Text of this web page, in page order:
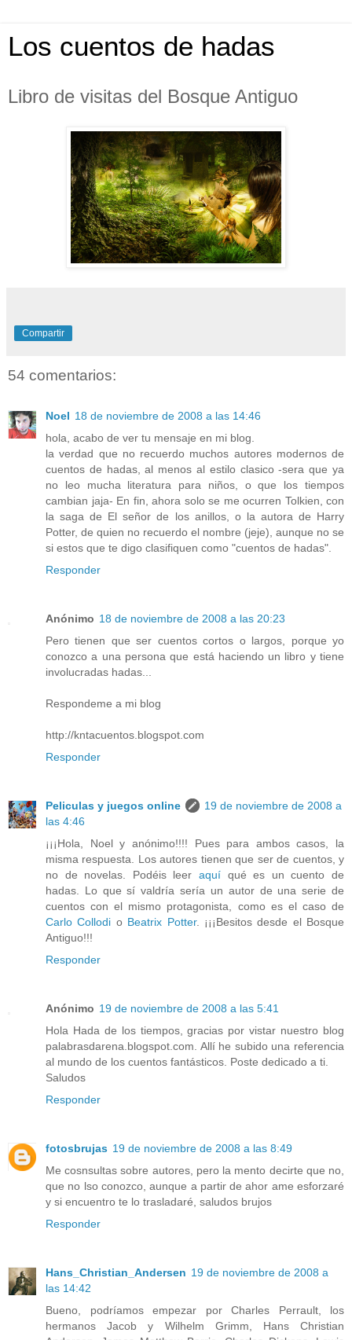
Los cuentos de hadas
Libro de visitas del Bosque Antiguo
Compartir
54 comentarios:
Noel 18 de noviembre de 2008 a las 14:46
hola, acabo de ver tu mensaje en mi blog.
la verdad que no recuerdo muchos autores modernos de
cuentos de hadas, al menos al estilo clasico -sera que ya
no leo mucha literatura para niños, o que los tiempos
cambian jaja- En fin, ahora solo se me ocurren Tolkien, con
la saga de El señor de los anillos, o la autora de Harry
Potter, de quien no recuerdo el nombre (jeje), aunque no se
si estos que te digo clasifiquen como "cuentos de hadas".
Responder
Anónimo 18 de noviembre de 2008 a las 20:23
Pero tienen que ser cuentos cortos o largos, porque yo
conozco a una persona que está haciendo un libro y tiene
involucradas hadas...
Respondeme a mi blog
http://kntacuentos.blogspot.com
Responder
Peliculas y juegos online
19 de noviembre de 2008 a
las 4:46
¡¡¡Hola, Noel y anónimo!!!! Pues para ambos casos, la
misma respuesta. Los autores tienen que ser de cuentos, y
no de novelas. Podéis leer aquí qué es un cuento de
hadas. Lo que sí valdría sería un autor de una serie de
cuentos con el mismo protagonista, como es el caso de
Carlo Collodi o Beatrix Potter. ¡¡¡Besitos desde el Bosque
Antiguo!!!
Responder
Anónimo 19 de noviembre de 2008 a las 5:41
Hola Hada de los tiempos, gracias por vistar nuestro blog
palabrasdarena.blogspot.com. Allí he subido una referencia
al mundo de los cuentos fantásticos. Poste dedicado a ti.
Saludos
Responder
fotosbrujas 19 de noviembre de 2008 a las 8:49
Me cosnsultas sobre autores, pero la mento decirte que no,
que no lso conozco, aunque a partir de ahor ame esforzaré
y si encuentro te lo trasladaré, saludos brujos
Responder
Hans_Christian_Andersen 19 de noviembre de 2008 a
las 14:42
Bueno, podríamos empezar por Charles Perrault, los
hermanos Jacob y Wilhelm Grimm, Hans Christian